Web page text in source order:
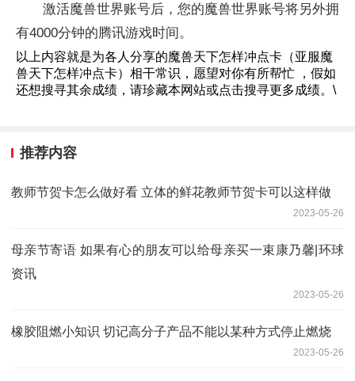
激活魔兽世界账号后，您的魔兽世界账号将另外拥
有4000分钟的腾讯游戏时间。
以上内容就是为各人分享的魔兽天下怎样冲点卡（亚服魔
兽天下怎样冲点卡）相干常识，愿望对你有所帮忙 ，假如
还想搜寻其余成绩，请珍藏本网站或点击搜寻更多成绩。\
推荐内容
教师节贺卡怎么做好看 立体的鲜花教师节贺卡可以这样做
2023-05-26
母亲节寄语 如果有心的朋友可以给母亲买一束康乃馨|环球
资讯
2023-05-26
橡胶阻燃小知识 切记高分子产品不能以某种方式停止燃烧
2023-05-26